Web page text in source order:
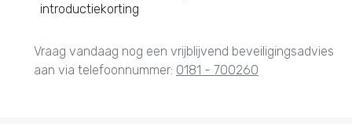
introductiekorting
Vraag vandaag nog een vrijblijvend beveiligingsadvies
aan via telefoonnummer: 0181 - 700260